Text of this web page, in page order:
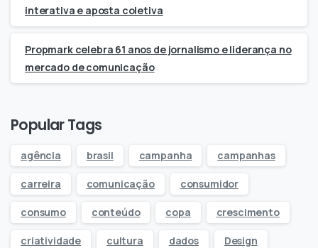
interativa e aposta coletiva
Propmark celebra 61 anos de jornalismo e liderança no
mercado de comunicação
Popular Tags
agência brasil campanha campanhas
carreira comunicação consumidor
consumo conteúdo copa crescimento
criatividade cultura dados Design